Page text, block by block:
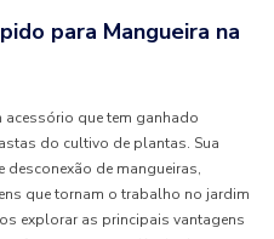
para Mangueira na
acessório que tem ganhado
do cultivo de plantas. Sua
desconexão de mangueiras,
que tornam o trabalho no jardim
explorar as principais vantagens